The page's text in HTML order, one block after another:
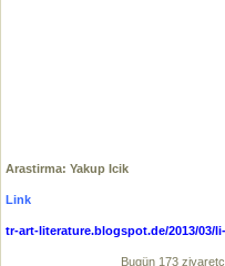
Arastirma: Yakup Icik
Link
tr-art-literature.blogspot.de/2013/03/
Bugün 173